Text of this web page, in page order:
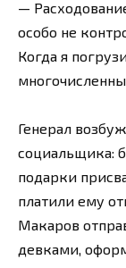
—
особо не
Когда я
Генерал
социальщика:
подарки
платили ему
Макаров
девками,